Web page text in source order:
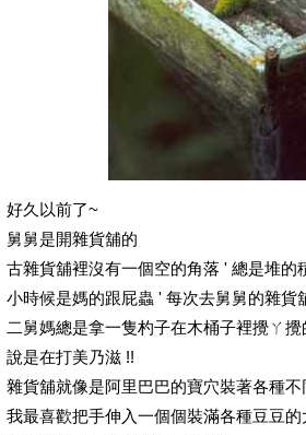
好久以前了~
舅舅是開雜貨舖的
古雜貨舖裡沒有一個空的角落 ' 總是堆的
小時候是媽的跟屁蟲 ' 每次去舅舅的雜貨
二舅媽總是拿一隻杓子在木桶子裡攪ㄚ攪
說是在打美乃滋 !!
雜貨舖就像是阿里巴巴的寶穴裝著各種不
我最喜歡把手伸入一個個裝滿各種豆豆的